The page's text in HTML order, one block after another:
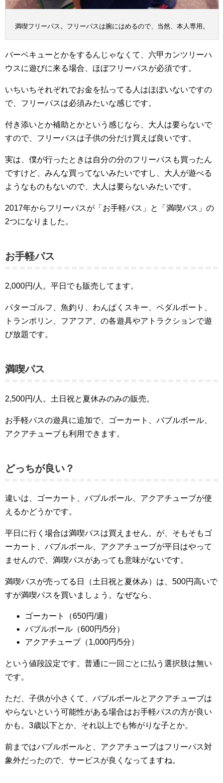
満喫フリーパス。フリーパスは腕にはめるので、当然、本人専用。
バーベキューとかをするんじゃなくて、六甲カンツリーハ
ウスに遊びに来る場合、ほぼフリーパスが必須です。
いちいちそれぞれでお金を払ってる人はほぼいないですの
で、フリーパスは必須みたいな感じです。
付き添いとか補助とかという感じなら、大人は要らないで
すので、フリーパスは子供の分だけ買えば良いです。
実は、僕が行ったときは自分の分のフリーパスも買ったん
ですけど、みんな買ってないみたいですし、大人が遊べる
ようなものもないので、大人は要らないみたいです。
2017年からフリーパスが「お手軽パス」と「満喫パス」の
2つになりました。
お手軽パス
2,000円/人。平日でも販売してます。
パターゴルフ、魚釣り、わんぱくスキー、ペダルボート、
トランポリン、フアフア、の各遊具やアトラクションで遊
び放題です。
満喫パス
2,500円/人。土日祝と夏休みのみの販売。
お手軽パスの遊具に追加で、ゴーカート、バブルボール、
アクアチューブも利用できます。
どっちが良い？
違いは、ゴーカート、バブルボール、アクアチューブが使
えるかどうかです。
平日に行く場合は満喫パスは買えません。が、そもそもゴ
ーカート、バブルボール、アクアチューブが平日はやって
ませんので、満喫パスがあっても意味がないです。
満喫パスが売ってる日（土日祝と夏休み）は、500円高いで
すが満喫パスを買いましょう。なぜなら、
ゴーカート（650円/週）
バブルボール（600円/5分）
アクアチューブ（1,000円/5分）
という値段設定です。普通に一回ごとに払う選択肢は無い
です。
ただ、子供が小さくて、バブルボールとアクアチューブは
やらないという可能性がある場合はお手軽パスの方が良い
かも。3歳以下とか、それ以上でも怖がりな子とか。
前まではバブルボールと、アクアチューブはフリーパス対
象外だったので、サービスが良くなってますね。